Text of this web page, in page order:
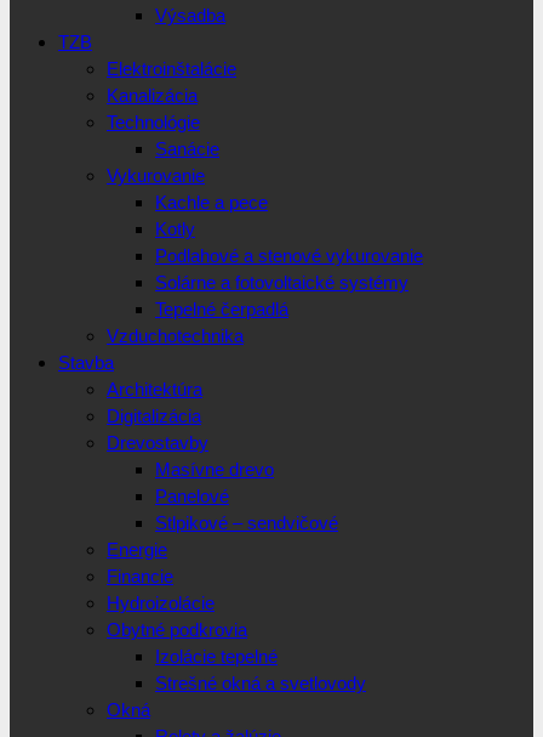
Výsadba
TZB
Elektroinštalácie
Kanalizácia
Technológie
Sanácie
Vykurovanie
Kachle a pece
Kotly
Podlahové a stenové vykurovanie
Solárne a fotovoltaické systémy
Tepelné čerpadlá
Vzduchotechnika
Stavba
Architektúra
Digitalizácia
Drevostavby
Masívne drevo
Panelové
Stlpikové – sendvičové
Energie
Financie
Hydroizolácie
Obytné podkrovia
Izolácie tepelné
Strešné okná a svetlovody
Okná